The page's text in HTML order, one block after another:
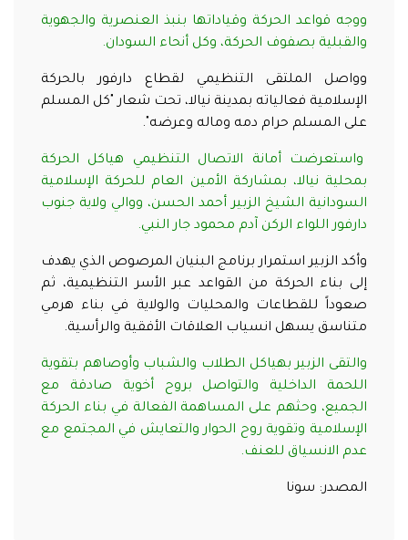
ووجه قواعد الحركة وقياداتها بنبذ العنصرية والجهوية
والقبلية بصفوف الحركة، وكل أنحاء السودان.
وواصل الملتقى التنظيمي لقطاع دارفور بالحركة
الإسلامية فعالياته بمدينة نيالا، تحت شعار "كل المسلم
على المسلم حرام دمه وماله وعرضه".
واستعرضت أمانة الاتصال التنظيمي هياكل الحركة
بمحلية نيالا، بمشاركة الأمين العام للحركة الإسلامية
السودانية الشيخ الزبير أحمد الحسن، ووالي ولاية جنوب
دارفور اللواء الركن آدم محمود جار النبي.
وأكد الزبير استمرار برنامج البنيان المرصوص الذي يهدف
إلى بناء الحركة من القواعد عبر الأسر التنظيمية، ثم
صعوداً للقطاعات والمحليات والولاية في بناء هرمي
متناسق يسهل انسياب العلاقات الأفقية والرأسية.
والتقى الزبير بهياكل الطلاب والشباب وأوصاهم بتقوية
اللحمة الداخلية والتواصل بروح أخوية صادقة مع
الجميع، وحثهم على المساهمة الفعالة في بناء الحركة
الإسلامية وتقوية روح الحوار والتعايش في المجتمع مع
عدم الانسياق للعنف.
المصدر: سونا